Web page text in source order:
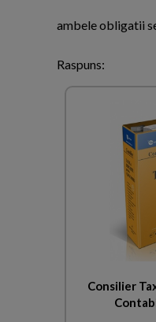
ambele obligatii
Raspuns:
Consilier